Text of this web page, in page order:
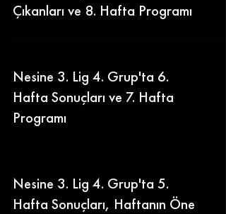
Çıkanları ve 8. Hafta Programı
Nesine 3. Lig 4. Grup'ta 6.
Hafta Sonuçları ve 7. Hafta
Programı
Nesine 3. Lig 4. Grup'ta 5.
Hafta Sonuçları, Haftanın Öne